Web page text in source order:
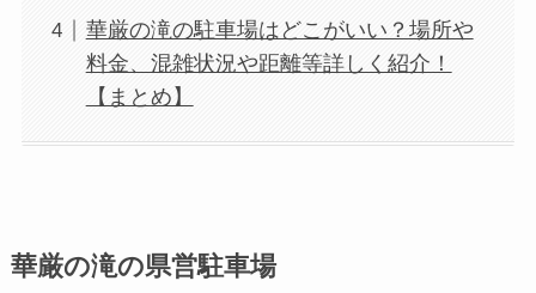
華厳の滝の駐車場はどこがいい？場所や
料金、混雑状況や距離等詳しく紹介！
【まとめ】
華厳の滝の県営駐車場